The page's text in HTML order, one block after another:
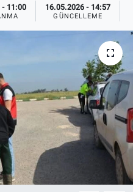
- 11:00 16.05.2026 - 14:57
GÜNCELLEME